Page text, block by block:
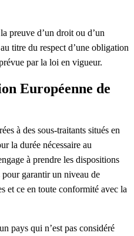
preuve d’un droit ou d’un
titre du respect d’une obligation
par la loi en vigueur.
Européenne de
à des sous-traitants situés en
la durée nécessaire au
à prendre les dispositions
pour garantir un niveau de
et ce en toute conformité avec la
pays qui n’est pas considéré